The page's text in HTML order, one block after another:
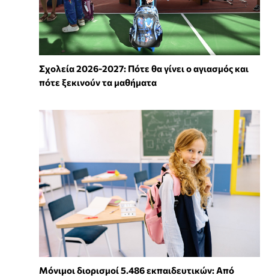
Σχολεία 2026-2027: Πότε θα γίνει ο αγιασμός και
πότε ξεκινούν τα μαθήματα
Μόνιμοι διορισμοί 5.486 εκπαιδευτικών: Από